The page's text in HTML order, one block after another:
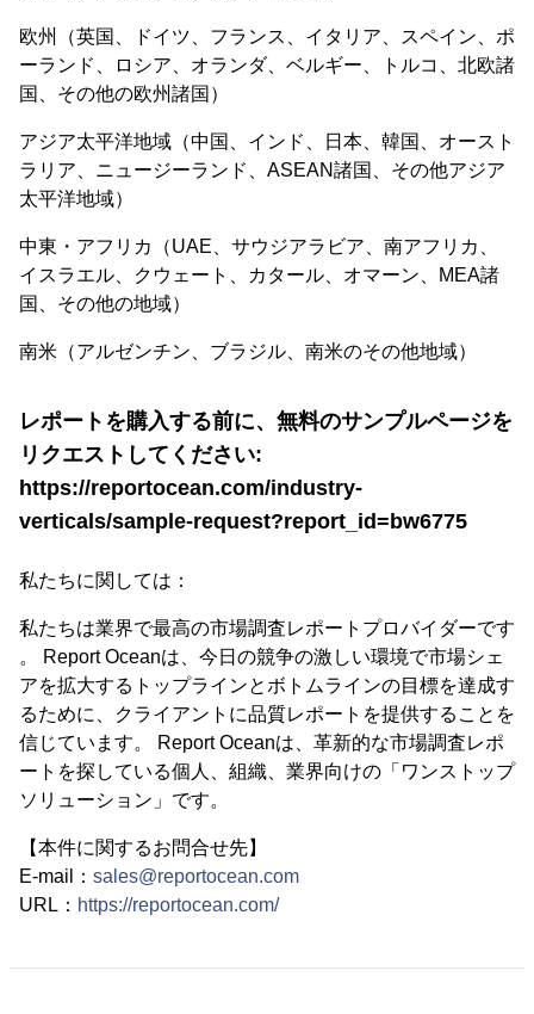
欧州（英国、ドイツ、フランス、イタリア、スペイン、ポ
ーランド、ロシア、オランダ、ベルギー、トルコ、北欧諸
国、その他の欧州諸国）
アジア太平洋地域（中国、インド、日本、韓国、オースト
ラリア、ニュージーランド、ASEAN諸国、その他アジア
太平洋地域）
中東・アフリカ（UAE、サウジアラビア、南アフリカ、
イスラエル、クウェート、カタール、オマーン、MEA諸
国、その他の地域）
南米（アルゼンチン、ブラジル、南米のその他地域）
レポートを購入する前に、無料のサンプルページを
リクエストしてください:
https://reportocean.com/industry-
verticals/sample-request?report_id=bw6775
私たちに関しては：
私たちは業界で最高の市場調査レポートプロバイダーです
。 Report Oceanは、今日の競争の激しい環境で市場シェ
アを拡大するトップラインとボトムラインの目標を達成す
るために、クライアントに品質レポートを提供することを
信じています。 Report Oceanは、革新的な市場調査レポ
ートを探している個人、組織、業界向けの「ワンストップ
ソリューション」です。
【本件に関するお問合せ先】
E-mail： sales@reportocean.com
URL： https://reportocean.com/